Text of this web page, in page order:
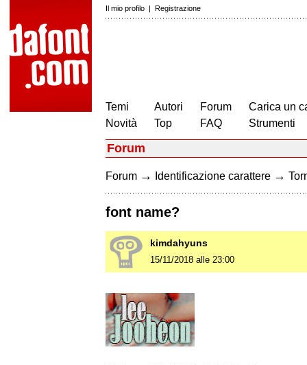
Il mio profilo | Registrazione
Temi
Novità
Autori
Top
Forum
FAQ
Carica un
Strumenti
Forum
Forum → Identificazione carattere →
font name?
kimdahyuns
15/11/2018 alle 23:00